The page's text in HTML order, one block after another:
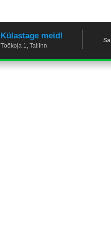
Külastage meid!
Töökoja 1, Tallinn